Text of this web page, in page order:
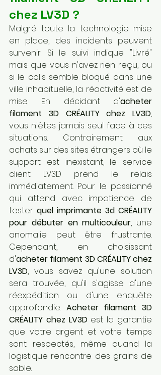
chez LV3D ?
Malgré toute la technologie mise
en place, des incidents peuvent
survenir. Si le suivi indique "Livré"
mais que vous n'avez rien reçu, ou
si le colis semble bloqué dans une
ville inhabituelle, la réactivité est de
mise. En décidant d'acheter
filament 3D CRÉALITY chez LV3D,
vous n'êtes jamais seul face à ces
situations. Contrairement aux
achats sur des sites étrangers où le
support est inexistant, le service
client LV3D prend le relais
immédiatement. Pour le passionné
qui attend avec impatience de
tester quel imprimante 3d CRÉALITY
pour débuter en multicouleur, une
anomalie peut être frustrante.
Cependant, en choisissant
d'acheter filament 3D CRÉALITY chez
LV3D, vous savez qu'une solution
sera trouvée, qu'il s'agisse d'une
réexpédition ou d'une enquête
approfondie. Acheter filament 3D
CRÉALITY chez LV3D est la garantie
que votre argent et votre temps
sont respectés, même quand la
logistique rencontre des grains de
sable.